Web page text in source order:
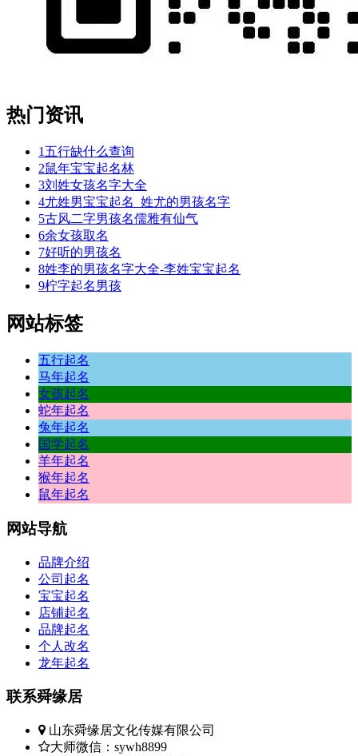
热门资讯
1 五行缺什么查询
2鼠年宝宝起名林
3刘姓女孩名字大全
4尤姓男宝宝起名_姓尤的男孩名字
5古风二字男孩名儒雅有仙气
6余女孩取名
7好听的男孩名
8姓李的男孩名字大全-李姓宝宝起名
9柠字起名男孩
网站标签
五行起名
马年起名
女孩起名
蛇年起名
兔年起名
国学起名
羊年起名
猴年起名
鼠年起名
网站导航
品牌介绍
公司起名
宝宝起名
店铺起名
品牌起名
个人改名
龙年起名
联系舜缘居
山东舜缘居文化传媒有限公司
大师微信：sywh8899